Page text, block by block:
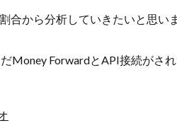
合から分析していきたいと思いま
Money ForwardとAPI接続がさ